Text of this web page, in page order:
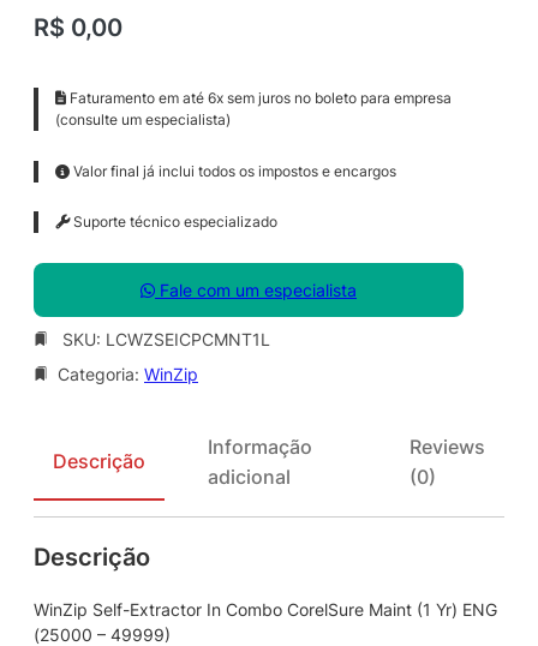
R$ 0,00
Faturamento em até 6x sem juros no boleto para empresa
(consulte um especialista)
Valor final já inclui todos os impostos e encargos
Suporte técnico especializado
Fale com um especialista
SKU: LCWZSEICPCMNT1L
Categoria: WinZip
Descrição
Informação
adicional
Reviews
(0)
Descrição
WinZip Self-Extractor In Combo CorelSure Maint (1 Yr) ENG
(25000 – 49999)